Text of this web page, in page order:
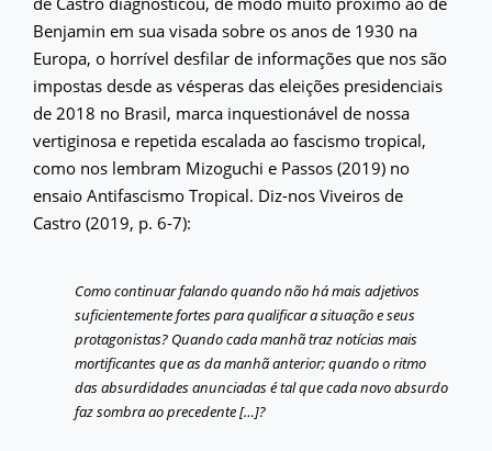
Benjamin em sua visada sobre os anos de 1930 na
Europa, o horrível desfilar de informações que nos são
impostas desde as vésperas das eleições presidenciais
de 2018 no Brasil, marca inquestionável de nossa
vertiginosa e repetida escalada ao fascismo tropical,
como nos lembram Mizoguchi e Passos (2019) no
ensaio Antifascismo Tropical. Diz-nos Viveiros de
Castro (2019, p. 6-7):
Como continuar falando quando não há mais adjetivos
suficientemente fortes para qualificar a situação e seus
protagonistas? Quando cada manhã traz notícias mais
mortificantes que as da manhã anterior; quando o ritmo
das absurdidades anunciadas é tal que cada novo absurdo
faz sombra ao precedente […]?